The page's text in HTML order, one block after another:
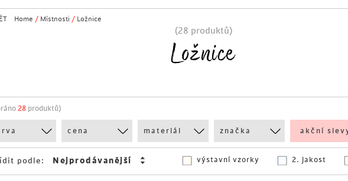
Home / Místnosti / Ložnice
(28 produktů)
Ložnice
28 produktů)
cena materiál značka akční
podle: 2. jakost
výstavní vzorky